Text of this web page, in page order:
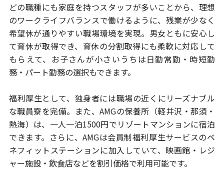
どの職種にも家庭を持つスタッフが多いことから、理想
のワークライフバランスで働けるように、残業が少なく
希望休が通りやすい職場環境を実現。 男女ともに安心し
て育休が取得でき、育休の分割取得にも柔軟に対応して
もらえて、 お子さんが小さいうちは日勤常勤・時短勤
務・パート勤務の選択もできます。
福利厚生として、独身者には職場の近くにリーズナブル
な職員寮を完備。 また、AMGの保養所（軽井沢・那須・
熱海）は、一人一泊1500円でリゾートマンションに宿泊
できます。さらに、AMGは会員制福利厚生サービスのベ
ネフィットステーションに加入していて、 映画館・レジ
ャー施設・飲食店などを割引価格で利用可能です。